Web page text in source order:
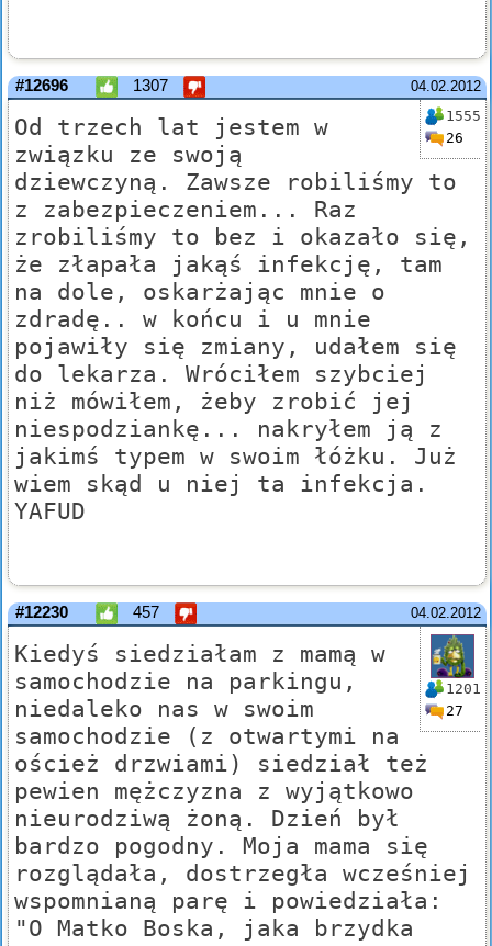
04.02.2012
#12696 1307
1555
26
Od trzech lat jestem w
związku ze swoją
dziewczyną. Zawsze robiliśmy to
z zabezpieczeniem... Raz
zrobiliśmy to bez i okazało się,
że złapała jakąś infekcję, tam
na dole, oskarżając mnie o
zdradę.. w końcu i u mnie
pojawiły się zmiany, udałem się
do lekarza. Wróciłem szybciej
niż mówiłem, żeby zrobić jej
niespodziankę... nakryłem ją z
jakimś typem w swoim łóżku. Już
wiem skąd u niej ta infekcja.
YAFUD
04.02.2012
#12230 457
1201
27
Kiedyś siedziałam z mamą w
samochodzie na parkingu,
niedaleko nas w swoim
samochodzie (z otwartymi na
oścież drzwiami) siedział też
pewien mężczyzna z wyjątkowo
nieurodziwą żoną. Dzień był
bardzo pogodny. Moja mama się
rozglądała, dostrzegła wcześniej
wspomnianą parę i powiedziała:
"O Matko Boska, jaka brzydka